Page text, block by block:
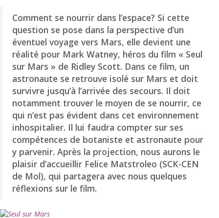
Comment se nourrir dans l’espace? Si cette
question se pose dans la perspective d’un
éventuel voyage vers Mars, elle devient une
réalité pour Mark Watney, héros du film « Seul
sur Mars » de Ridley Scott. Dans ce film, un
astronaute se retrouve isolé sur Mars et doit
survivre jusqu’à l’arrivée des secours. Il doit
notamment trouver le moyen de se nourrir, ce
qui n’est pas évident dans cet environnement
inhospitalier. Il lui faudra compter sur ses
compétences de botaniste et astronaute pour
y parvenir. Après la projection, nous aurons le
plaisir d’accueillir Felice Matstroleo (SCK-CEN
de Mol), qui partagera avec nous quelques
réflexions sur le film.